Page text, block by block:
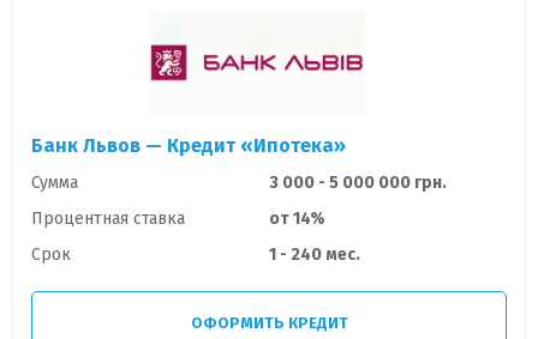
Банк Львов — Кредит «Ипотека»
Сумма
3 000 - 5 000 000 грн.
Процентная ставка
от 14%
Срок
1 - 240 мес.
ОФОРМИТЬ КРЕДИТ